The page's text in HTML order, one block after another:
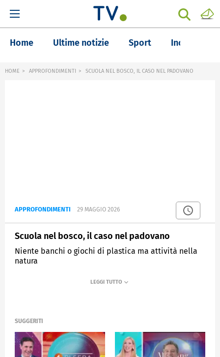
Home Ultime notizie Sport Inchieste
HOME APPROFONDIMENTI SCUOLA NEL BOSCO, IL CASO NEL PADOVANO
APPROFONDIMENTI 29 MAGGIO 2026
Scuola nel bosco, il caso nel padovano
Niente banchi o giochi di plastica ma attività nella
natura
MATTINO CINQUE
SUGGERITI